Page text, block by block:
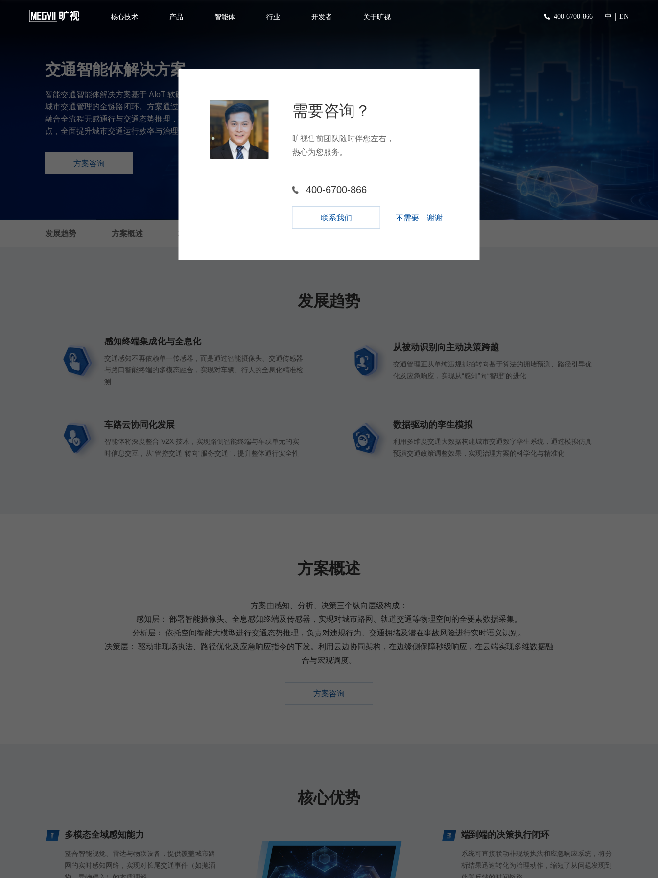
核心技术 产品 智能体 行业 开发者 关于旷视 400-6700-866 中 EN
交通智能体解决方案
智能交通智能体解决方案基于 AIoT 软硬一体化与空间智能大模型，构建起从路口数据采集到
城市交通管理的全链路闭环。方案通过智能感知、智能分析与智能决策三大核心层级，深度
融合全流程无感通行与交通态势推理，有效解决拥堵预测、事故预警及非现场执法等核心痛
点，全面提升城市交通运行效率与治理安全性。
方案咨询
发展趋势 方案概述 核心优势
发展趋势
感知终端集成化与全息化
交通感知不再依赖单一传感器，而是通过智能摄像头、交通传感器
与路口智能终端的多模态融合，实现对车辆、行人的全息化精准检
测
从被动识别向主动决策跨越
交通管理正从单纯违规抓拍转向基于算法的拥堵预测、路径引导优
化及应急响应，实现从“感知”向“智理”的进化
车路云协同化发展
智能体将深度整合 V2X 技术，实现路侧智能终端与车载单元的实
时信息交互，从“管控交通”转向“服务交通”，提升整体通行安全性
数据驱动的孪生模拟
利用多维度交通大数据构建城市交通数字孪生系统，通过模拟仿真
预演交通政策调整效果，实现治理方案的科学化与精准化
方案概述
方案由感知、分析、决策三个纵向层级构成：
感知层： 部署智能摄像头、全息感知终端及传感器，实现对城市路网、轨道交通等物理空间的全要素数据采集。
分析层： 依托空间智能大模型进行交通态势推理，负责对违规行为、交通拥堵及潜在事故风险进行实时语义识别。
决策层： 驱动非现场执法、路径优化及应急响应指令的下发。利用云边协同架构，在边缘侧保障秒级响应，在云端实现多维数据融
合与宏观调度。
方案咨询
核心优势
多模态全域感知能力
整合智能视觉、雷达与物联设备，提供覆盖城市路
网的实时感知网络，实现对长尾交通事件（如抛洒
端到端的决策执行闭环
系统可直接联动非现场执法和应急响应系统，将分
析结果迅速转化为治理动作，缩短了从问题发现到
需要咨询？
旷视售前团队随时伴您左右，
热心为您服务。
400-6700-866
联系我们 不需要，谢谢